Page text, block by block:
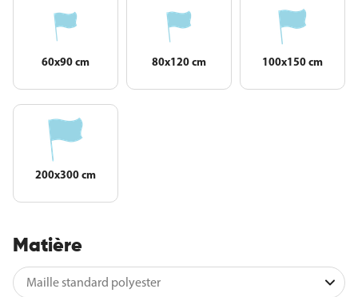
60x90 cm 80x120 cm 100x150 cm
200x300 cm
Matière